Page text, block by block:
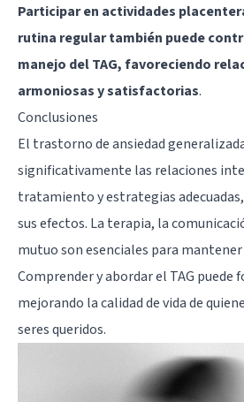
Participar en actividades
rutina regular también puede
manejo del TAG, favoreciendo
armoniosas y satisfactorias.
Conclusiones
El trastorno de ansiedad
significativamente las relaciones
tratamiento y estrategias
sus efectos. La terapia, la
mutuo son esenciales para
Comprender y abordar el TAG puede
mejorando la calidad de vida de
seres queridos.